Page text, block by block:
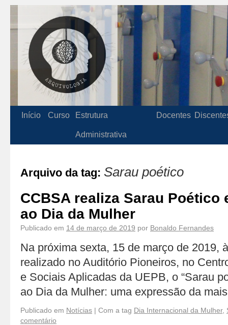
Início Curso Estrutura
Administrativa
Docentes
Arquivo da tag: Sarau poético
CCBSA realiza Sarau Poético
ao Dia da Mulher
Publicado em 14 de março de 2019 por Bonaldo Fernandes
Na próxima sexta, 15 de março de 2019,
realizado no Auditório Pioneiros, no
e Sociais Aplicadas da UEPB, o “Sarau
ao Dia da Mulher: uma expressão da
Publicado em Notícias | Com a tag Dia Internacional da Mulher,
comentário